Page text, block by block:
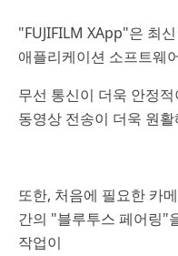
"FUJIFILM XApp"은 최
애플리케이션 소프트웨
무선 통신이 더욱 안정
동영상 전송이 더욱 원
또한, 처음에 필요한 카
간의 "블루투스 페어링"
작업이